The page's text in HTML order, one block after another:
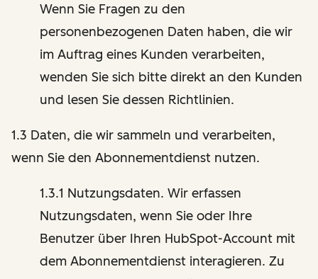
Wenn Sie Fragen zu den
personenbezogenen Daten haben, die wir
im Auftrag eines Kunden verarbeiten,
wenden Sie sich bitte direkt an den Kunden
und lesen Sie dessen Richtlinien.
1.3 Daten, die wir sammeln und verarbeiten,
wenn Sie den Abonnementdienst nutzen.
1.3.1 Nutzungsdaten. Wir erfassen
Nutzungsdaten, wenn Sie oder Ihre
Benutzer über Ihren HubSpot-Account mit
dem Abonnementdienst interagieren. Zu